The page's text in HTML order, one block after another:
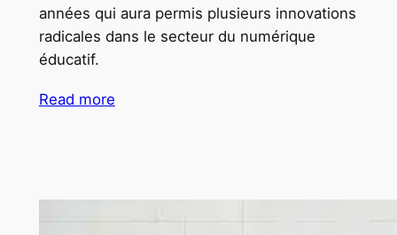
années qui aura permis plusieurs innovations
radicales dans le secteur du numérique
éducatif.
Read more